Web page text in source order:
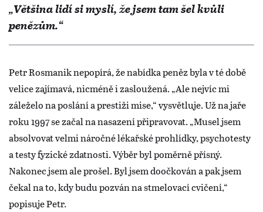
„Většina lidí si myslí, že jsem tam šel kvůli
penězům.“
Petr Rosmanik nepopírá, že nabídka peněz byla v té době
velice zajímavá, nicméně i zasloužená. „Ale nejvíc mi
záleželo na poslání a prestiži mise,“ vysvětluje. Už na jaře
roku 1997 se začal na nasazení připravovat. „Musel jsem
absolvovat velmi náročné lékařské prohlídky, psychotesty
a testy fyzické zdatnosti. Výběr byl poměrně přísný.
Nakonec jsem ale prošel. Byl jsem doočkován a pak jsem
čekal na to, kdy budu pozván na stmelovací cvičení,“
popisuje Petr.